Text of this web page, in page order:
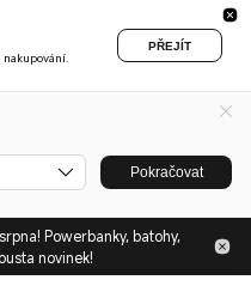
PŘEJÍT
Pokračovat
Powerbanky, batohy,
novinek!